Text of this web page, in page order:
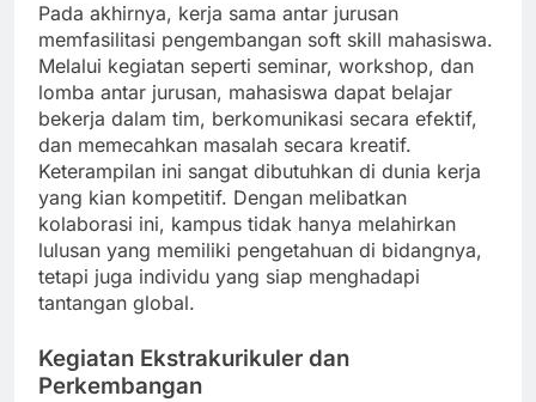
Pada akhirnya, kerja sama antar jurusan
memfasilitasi pengembangan soft skill mahasiswa.
Melalui kegiatan seperti seminar, workshop, dan
lomba antar jurusan, mahasiswa dapat belajar
bekerja dalam tim, berkomunikasi secara efektif,
dan memecahkan masalah secara kreatif.
Keterampilan ini sangat dibutuhkan di dunia kerja
yang kian kompetitif. Dengan melibatkan
kolaborasi ini, kampus tidak hanya melahirkan
lulusan yang memiliki pengetahuan di bidangnya,
tetapi juga individu yang siap menghadapi
tantangan global.
Kegiatan Ekstrakurikuler dan
Perkembangan